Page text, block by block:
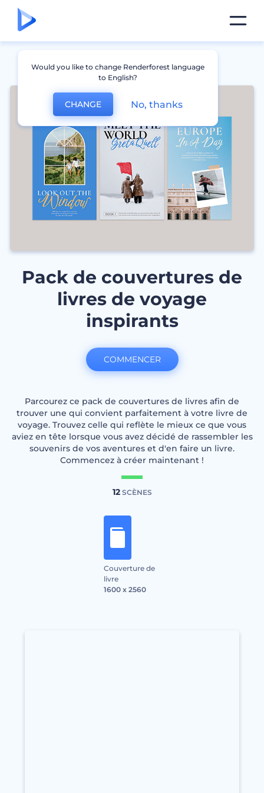
Pack de couvertures de
livres de voyage
inspirants
Parcourez ce pack de couvertures de livres afin de
trouver une qui convient parfaitement à votre livre de
voyage. Trouvez celle qui reflète le mieux ce que vous
aviez en tête lorsque vous avez décidé de rassembler les
souvenirs de vos aventures et d'en faire un livre.
Commencez à créer maintenant !
12SCÈNES
Couverture de
livre
1600 x 2560
COMMENCER
Would you like to change Renderforest language
to English?
CHANGE No, thanks